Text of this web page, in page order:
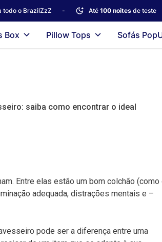
todo o BrazilZzZ - Até 100 noitesde teste
Box Pillow Tops Sofás
saiba como encontrar o ideal
Entre elas estão um bom colchão (como
adequada, distrações mentais e –
pode ser a diferença entre uma